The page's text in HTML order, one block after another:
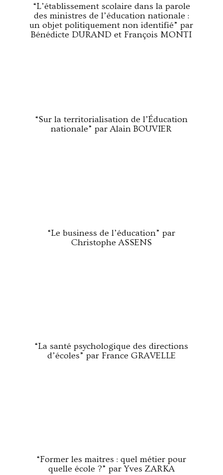
“L’établissement scolaire dans la parole
des ministres de l’éducation nationale :
un objet politiquement non identifié” par
Bénédicte DURAND et François MONTI
“Sur la territorialisation de l’Éducation
nationale” par Alain BOUVIER
“Le business de l’éducation” par
Christophe ASSENS
“La santé psychologique des directions
d’écoles” par France GRAVELLE
“Former les maitres : quel métier pour
quelle école ?” par Yves ZARKA